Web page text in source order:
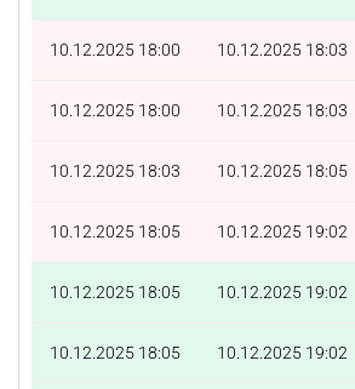
10.12.2025 18:00 10.12.2025 18:03
10.12.2025 18:00 10.12.2025 18:03
10.12.2025 18:03 10.12.2025 18:05
10.12.2025 18:05 10.12.2025 19:02
10.12.2025 18:05 10.12.2025 19:02
10.12.2025 18:05 10.12.2025 19:02